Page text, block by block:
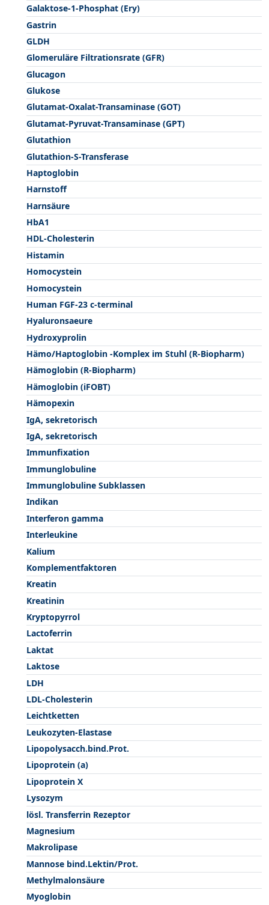
Galaktose-1-Phosphat (Ery)
Gastrin
GLDH
Glomeruläre Filtrationsrate (GFR)
Glucagon
Glukose
Glutamat-Oxalat-Transaminase (GOT)
Glutamat-Pyruvat-Transaminase (GPT)
Glutathion
Glutathion-S-Transferase
Haptoglobin
Harnstoff
Harnsäure
HbA1
HDL-Cholesterin
Histamin
Homocystein
Homocystein
Human FGF-23 c-terminal
Hyaluronsaeure
Hydroxyprolin
Hämo/Haptoglobin -Komplex im Stuhl (R-Biopharm)
Hämoglobin (R-Biopharm)
Hämoglobin (iFOBT)
Hämopexin
IgA, sekretorisch
IgA, sekretorisch
Immunfixation
Immunglobuline
Immunglobuline Subklassen
Indikan
Interferon gamma
Interleukine
Kalium
Komplementfaktoren
Kreatin
Kreatinin
Kryptopyrrol
Lactoferrin
Laktat
Laktose
LDH
LDL-Cholesterin
Leichtketten
Leukozyten-Elastase
Lipopolysacch.bind.Prot.
Lipoprotein (a)
Lipoprotein X
Lysozym
lösl. Transferrin Rezeptor
Magnesium
Makrolipase
Mannose bind.Lektin/Prot.
Methylmalonsäure
Myoglobin